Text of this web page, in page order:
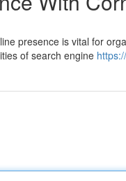
presence is vital for
of search engine